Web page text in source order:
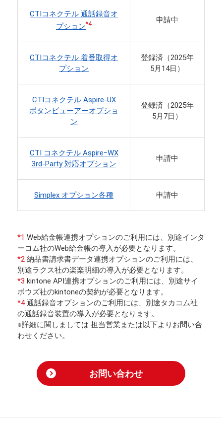
CTIコネクテル 通話録音オ
プション*4 申請中
CTIコネクテル 着番取得オ
プション
登録済（2025年
5月14日）
CTIコネクテル Aspire-UX
ボタンビューアーオプショ
ン
登録済（2025年
5月7日）
CTI コネクテル AspireｰWX
3rd-Party 対応オプション
申請中
Simplex オプション各種 申請中
*1 Web給金帳連携オプションのご利用には、別途インタ
ーコム社のWeb給金帳の導入が必要となります。
*2 納品書請求書データ連携オプションのご利用には、
別途ラクス社の楽楽明細の導入が必要となります。
*3 kintone API連携オプションのご利用には、別途サイ
ボウズ社のkintoneの契約が必要となります。
*4通話録音オプションのご利用には、別途タカコム社
の通話録音装置の導入が必要となります。
※詳細に関しましては 担当営業または以下よりお問い合
わせください。
お問い合わせ